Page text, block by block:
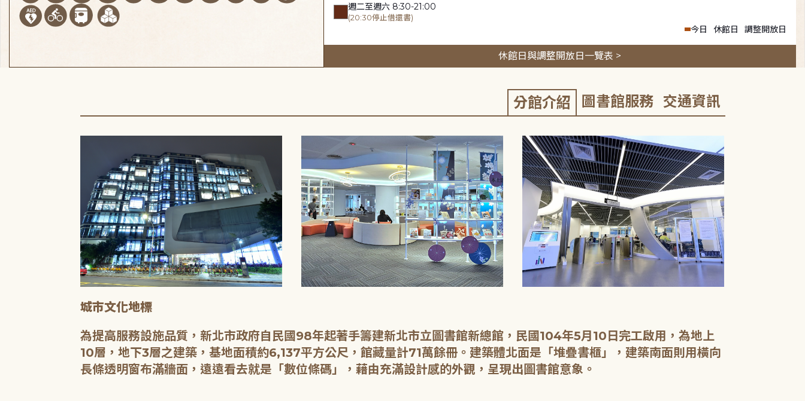
週二至週六 8:30-21:00
(20:30停止借還書)
今日 休館日 調整開放日
休館日與調整開放日一覽表 >
分館介紹 圖書館服務 交通資訊
城市文化地標
為提高服務設施品質，新北市政府自民國98年起著手籌建新北市立圖書館新總館，民國104年5月10日完工啟用，為地上
10層，地下3層之建築，基地面積約6,137平方公尺，館藏量計71萬餘冊。建築體北面是「堆疊書櫃」，建築南面則用橫向
長條透明窗布滿牆面，遠遠看去就是「數位條碼」，藉由充滿設計感的外觀，呈現出圖書館意象。